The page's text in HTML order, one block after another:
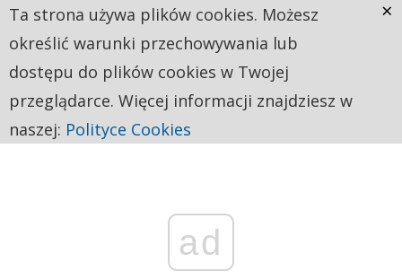
ad
Ta strona używa plików cookies. Możesz
określić warunki przechowywania lub
dostępu do plików cookies w Twojej
przeglądarce. Więcej informacji znajdziesz w
naszej: Polityce Cookies
×